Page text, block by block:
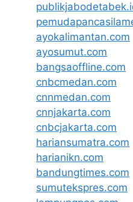
ayokalimantan.com
ayosumut.com
bangsaoffline.com
cnbcmedan.com
cnnmedan.com
cnnjakarta.com
cnbcjakarta.com
hariansumatra.com
harianikn.com
bandungtimes.com
sumutekspres.com